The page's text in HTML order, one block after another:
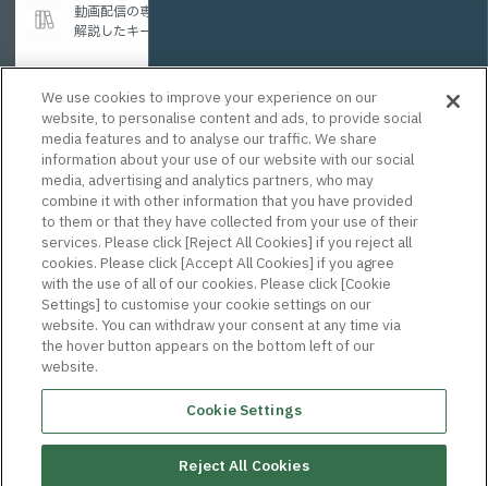
動画配信の専門用語を、初めての方にもわかりやすく
解説したキーワード集です。
まずはお気軽に
ご相談ください。
専任担当者がサポートします。
【お電話でのお問合せ】
0120-28-8140
お問い合わせ・資料請求
個人情報保護ポリシー
We use cookies to improve your experience on our
website, to personalise content and ads, to provide social
media features and to analyse our traffic. We share
information about your use of our website with our social
media, advertising and analytics partners, who may
combine it with other information that you have provided
to them or that they have collected from your use of their
services. Please click [Reject All Cookies] if you reject all
cookies. Please click [Accept All Cookies] if you agree
with the use of all of our cookies. Please click [Cookie
Settings] to customise your cookie settings on our
website. You can withdraw your consent at any time via
the hover button appears on the bottom left of our
website.
Cookie Settings
Reject All Cookies